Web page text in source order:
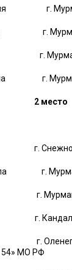
г.
г.
г.
г.
2 место
г.
г.
г.
г.
МО РФ